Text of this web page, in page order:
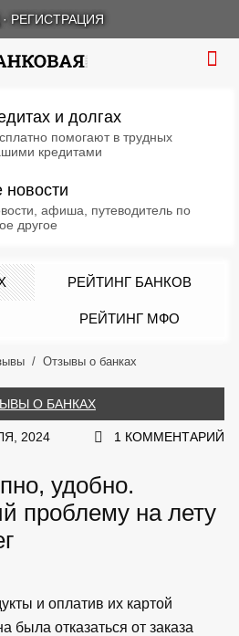
· РЕГИСТРАЦИЯ
и долгах
помогают в трудных
кредитами
новости
афиша, путеводитель по
другое
РЕЙТИНГ БАНКОВ
РЕЙТИНГ МФО
Отзывы о банках
О БАНКАХ
2024 1 КОММЕНТАРИЙ
удобно.
проблему на лету
и оплатив их картой
отказаться от заказа